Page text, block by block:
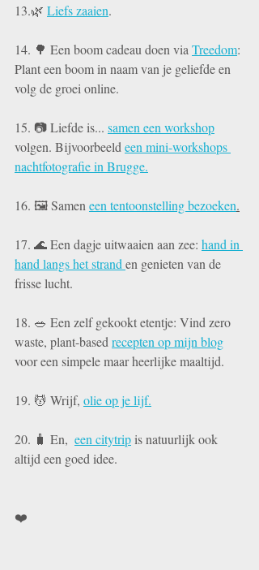
13.🌿 Liefs zaaien.
14. 🌳 Een boom cadeau doen via Treedom:
Plant een boom in naam van je geliefde en
volg de groei online.
15. 📷 Liefde is... samen een workshop
volgen. Bijvoorbeeld een mini-workshops
nachtfotografie in Brugge.
16. 🖼️ Samen een tentoonstelling bezoeken.
17. 🌊 Een dagje uitwaaien aan zee: hand in
hand langs het strand en genieten van de
frisse lucht.
18. 🥗 Een zelf gekookt etentje: Vind zero
waste, plant-based recepten op mijn blog
voor een simpele maar heerlijke maaltijd.
19. 💆 Wrijf, olie op je lijf.
20. 🧳 En, een citytrip is natuurlijk ook
altijd een goed idee.
❤️